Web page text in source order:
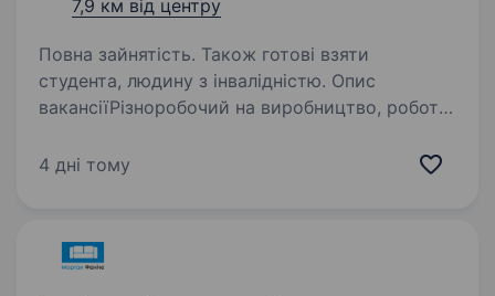
7,9 км від центру
Повна зайнятість. Також готові взяти
студента, людину з інвалідністю. Опис
вакансіїРізноробочий на виробництво, робота
Group шукає енергійних та відповідальних
новачків…
4 дні тому